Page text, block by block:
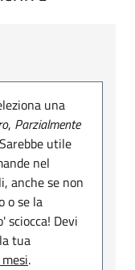
una
, Parzialmente
utile
nel
anche se non
o se la
sciocca! Devi
tua
.